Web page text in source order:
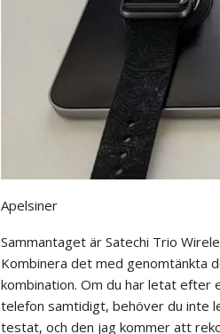
Apelsiner
Sammantaget är Satechi Trio
Kombinera det med genomtänkta
kombination. Om du har letat efter
telefon samtidigt, behöver du inte
testat, och den jag kommer att